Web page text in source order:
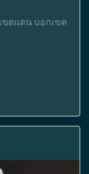
ขตแดน บอกเขต